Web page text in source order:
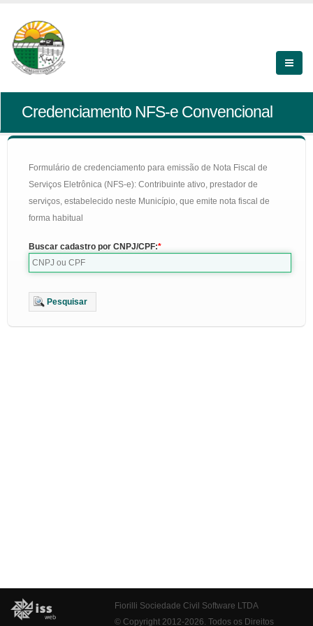
Credenciamento NFS-e Convencional
Formulário de credenciamento para emissão de Nota Fiscal de
Serviços Eletrônica (NFS-e): Contribuinte ativo, prestador de
serviços, estabelecido neste Município, que emite nota fiscal de
forma habitual
Buscar cadastro por CNPJ/CPF:
Pesquisar
Fiorilli Sociedade Civil Software LTDA
© Copyright 2012-2026. Todos os Direitos